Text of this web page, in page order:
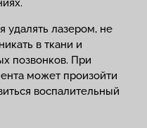
лазером, не
в ткани и
позвонков. При
может произойти
воспалительный